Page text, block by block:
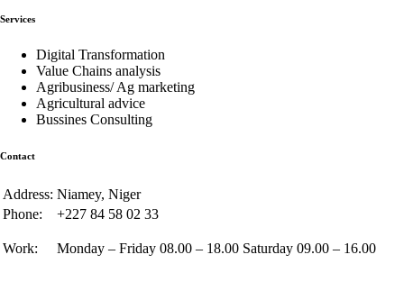
Services
Digital Transformation
Value Chains analysis
Agribusiness/ Ag marketing
Agricultural advice
Bussines Consulting
Contact
Address: Niamey, Niger
Phone:
+227 84 58 02 33
Work: Monday – Friday 08.00 – 18.00 Saturday 09.00 – 16.00